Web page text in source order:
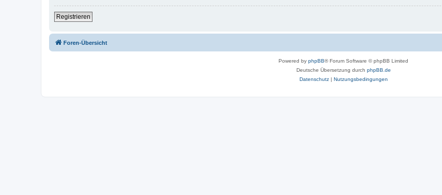
Registrieren
Foren-Übersicht
Powered by phpBB® Forum Software © phpBB Limited
Deutsche Übersetzung durch phpBB.de
Datenschutz| Nutzungsbedingungen